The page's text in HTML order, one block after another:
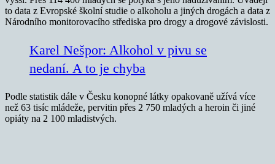
to data z Evropské školní studie o alkoholu a jiných drogách a data z
Národního monitorovacího střediska pro drogy a drogové závislosti.
Karel Nešpor: Alkohol v pivu se
nedaní. A to je chyba
Podle statistik dále v Česku konopné látky opakovaně užívá více
než 63 tisíc mládeže, pervitin přes 2 750 mladých a heroin či jiné
opiáty na 2 100 mladistvých.